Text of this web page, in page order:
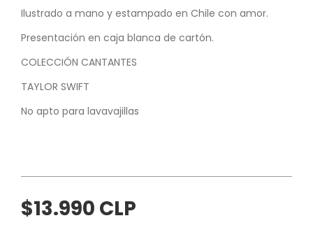
Ilustrado a mano y estampado en Chile con amor.
Presentación en caja blanca de cartón.
COLECCIÓN CANTANTES
TAYLOR SWIFT
No apto para lavavajillas
$13.990 CLP